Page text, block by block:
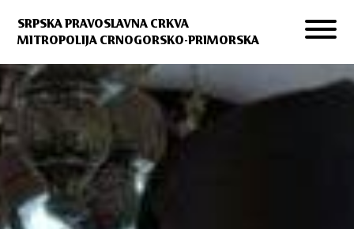
SRPSKA PRAVOSLAVNA CRKVA
MITROPOLIJA CRNOGORSKO-PRIMORSKA